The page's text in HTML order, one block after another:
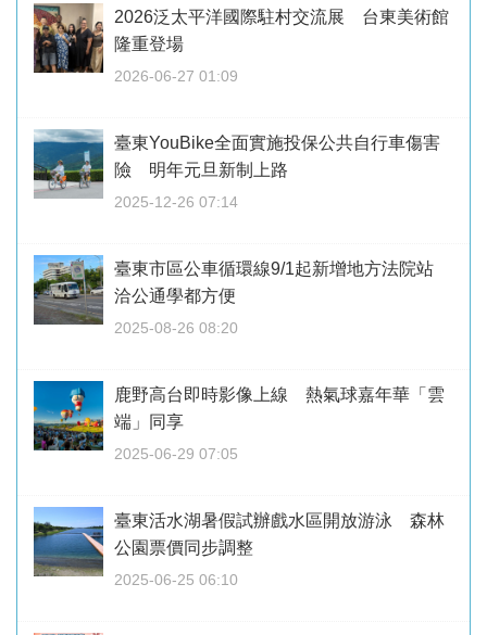
2026泛太平洋國際駐村交流展 台東美術館
隆重登場
2026-06-27 01:09
臺東YouBike全面實施投保公共自行車傷害
險 明年元旦新制上路
2025-12-26 07:14
臺東市區公車循環線9/1起新增地方法院站
洽公通學都方便
2025-08-26 08:20
鹿野高台即時影像上線 熱氣球嘉年華「雲
端」同享
2025-06-29 07:05
臺東活水湖暑假試辦戲水區開放游泳 森林
公園票價同步調整
2025-06-25 06:10